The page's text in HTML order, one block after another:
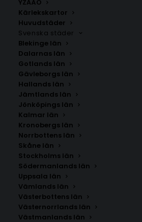
YZÅÄÖ
Kärlekskartor
Huvudstäder
Svenska städer
Blekinge län
Dalarnas län
Gotlands län
Gävleborgs län
Hallands län
Jämtlands län
Jönköpings län
Kalmar län
Kronobergs län
Norrbottens län
Skåne län
Stockholms län
Södermanlands län
Uppsala län
Vämlands län
Västerbottens län
Västernorrlands län
Västmanlands län
Hovmantorp
Storlek